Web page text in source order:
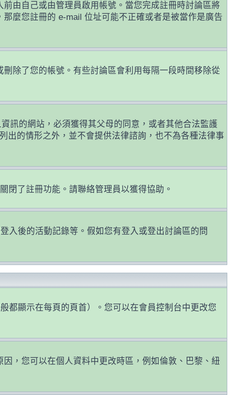
由自己或由管理員啟用帳號。當您完成註冊時討論區將
麼您註冊的 e-mail 位址可能不正確或者是被當作是廣告
除了您的帳號。有些討論區會利用每隔一段時間移除從
訊的網站，必須獲得其父母的同意，或者其他合法監護
出的情形之外，並不會提供法律諮詢，也不為各種法律事
閉了註冊功能。請聯絡管理員以獲得協助。
入後的活動記錄等。假如您有登入或登出討論區的問
都顯示在每頁的頁首）。您可以在會員控制台中更改您
，您可以在個人資料中更改時區，例如倫敦、巴黎、紐